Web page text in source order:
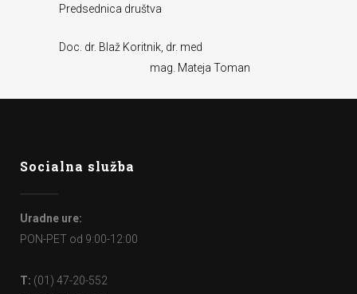
Predsednica društva
Doc. dr. Blaž Koritnik, dr. med
mag. Mateja Toman
Socialna služba
Uradne ure:
PON-PET od 9:00-12:00
T: (01) 47-20-552